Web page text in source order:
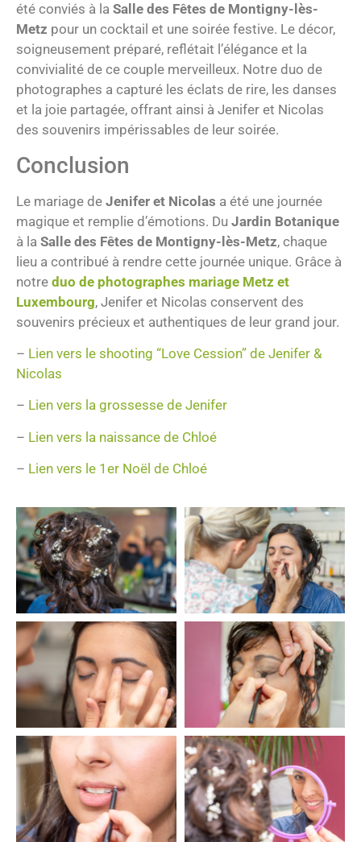
été conviés à la Salle des Fêtes de Montigny-lès-
Metz pour un cocktail et une soirée festive. Le décor,
soigneusement préparé, reflétait l’élégance et la
convivialité de ce couple merveilleux. Notre duo de
photographes a capturé les éclats de rire, les danses
et la joie partagée, offrant ainsi à Jenifer et Nicolas
des souvenirs impérissables de leur soirée.
Conclusion
Le mariage de Jenifer et Nicolas a été une journée
magique et remplie d’émotions. Du Jardin Botanique
à la Salle des Fêtes de Montigny-lès-Metz, chaque
lieu a contribué à rendre cette journée unique. Grâce à
notre duo de photographes mariage Metz et
Luxembourg, Jenifer et Nicolas conservent des
souvenirs précieux et authentiques de leur grand jour.
– Lien vers le shooting “Love Cession” de Jenifer &
Nicolas
– Lien vers la grossesse de Jenifer
– Lien vers la naissance de Chloé
– Lien vers le 1er Noël de Chloé